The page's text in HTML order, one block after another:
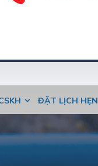
ĐẶT LỊCH HẸN